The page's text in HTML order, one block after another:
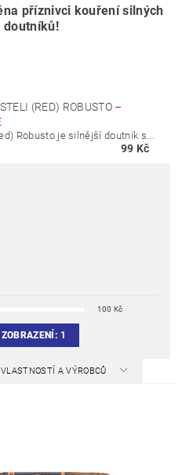
příznivci kouření silných
doutníků!
(RED) ROBUSTO –
Robusto je silnější doutník s...
99 Kč
100 Kč
1
A VÝROBCŮ